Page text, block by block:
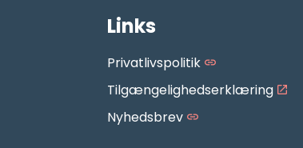
AarhusMusikskole/
aarhus_musikskole/
aarhusmusikskoledk
Links
Privatlivspolitik
Tilgængelighedserklæring
Nyhedsbrev